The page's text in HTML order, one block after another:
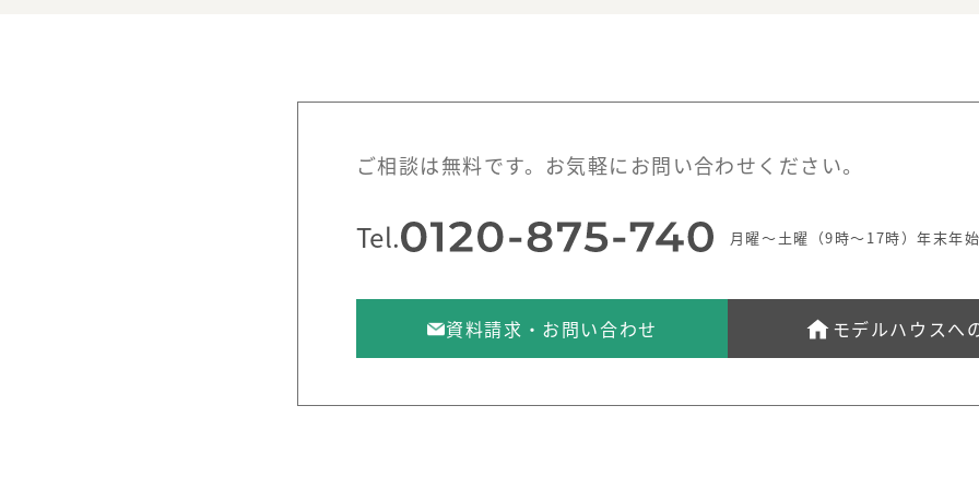
ご相談は無料です。お気軽にお問い合わせください。
Tel. 月曜～土曜（9時～17時）年末年始
資料請求・お問い合わせ モデルハウスへ